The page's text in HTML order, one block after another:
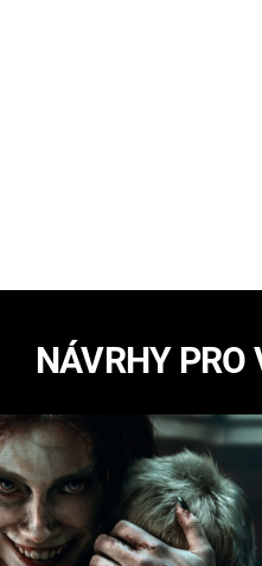
NÁVRHY PRO